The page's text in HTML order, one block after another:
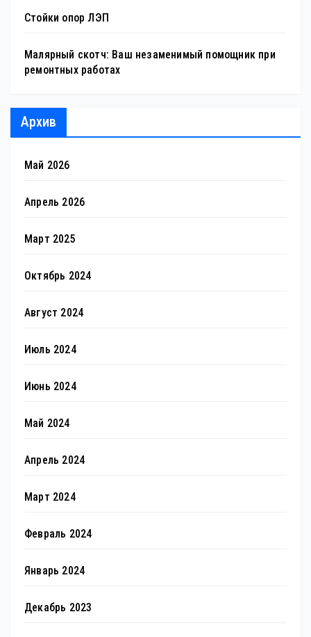
Стойки опор ЛЭП
Малярный скотч: Ваш незаменимый помощник при
ремонтных работах
Архив
Май 2026
Апрель 2026
Март 2025
Октябрь 2024
Август 2024
Июль 2024
Июнь 2024
Май 2024
Апрель 2024
Март 2024
Февраль 2024
Январь 2024
Декабрь 2023